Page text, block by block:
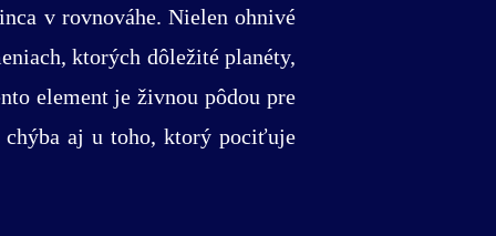
v rovnováhe. Nielen ohnivé
ktorých dôležité planéty,
element je živnou pôdou pre
chýba aj u toho, ktorý pociťuje